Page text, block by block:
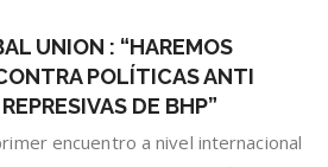
UNION
:
“HAREMOS
GLOBAL
UNION : “HAREMOS
POLÍTICAS ANTI
DE BHP”
encuentro a nivel internacional